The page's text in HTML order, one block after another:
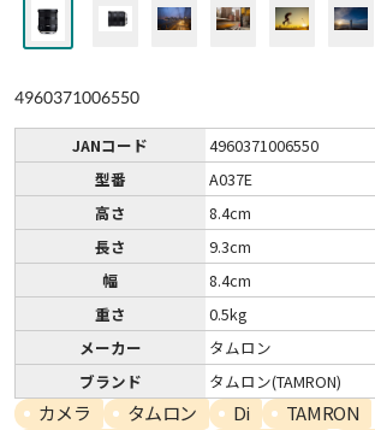
4960371006550
JANコード
4960371006550
型番
A037E
高さ
8.4cm
長さ
9.3cm
幅
8.4cm
重さ
0.5kg
メーカー
タムロン
ブランド
タムロン(TAMRON)
カメラ タムロン Di
TAMRON